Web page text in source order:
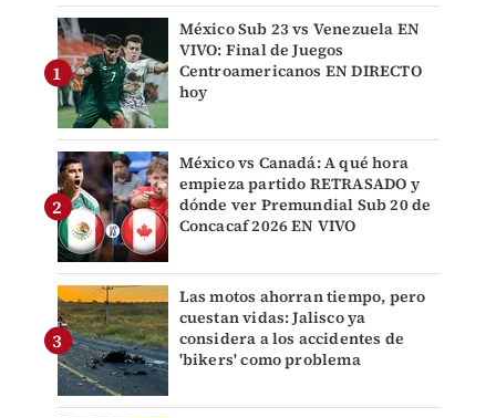
México Sub 23 vs Venezuela EN
VIVO: Final de Juegos
Centroamericanos EN DIRECTO
hoy
México vs Canadá: A qué hora
empieza partido RETRASADO y
dónde ver Premundial Sub 20 de
Concacaf 2026 EN VIVO
Las motos ahorran tiempo, pero
cuestan vidas: Jalisco ya
considera a los accidentes de
'bikers' como problema